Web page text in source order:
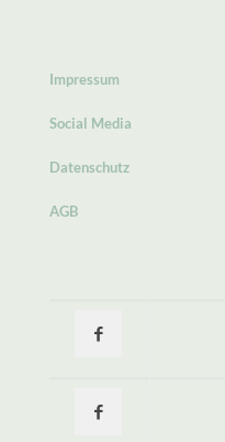
Impressum
Social Media
Datenschutz
AGB